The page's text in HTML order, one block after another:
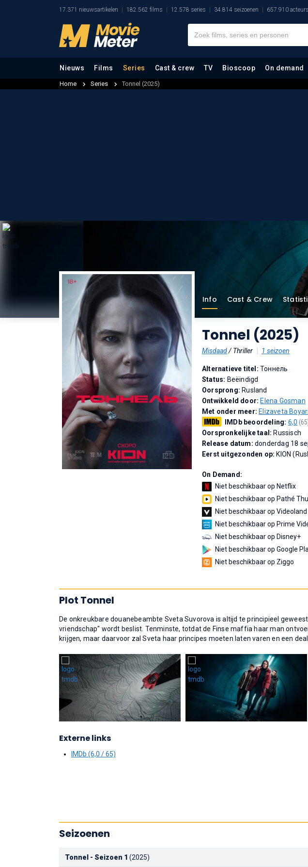
17.371 nieuwsartikelen 182.562 films 12.578 series 34.814 seizoenen 657.910 acteurs
Nieuws Films Series Cast & crew TV Bioscoop On demand
Home Series Tonnel (2025)
Info Cast & Crew
Tonnel (2025)
Misdaad/ Thriller 1 seizoen
Alternatieve titel: Тоннель
Status: Beëindigd
Oorsprong: Rusland
Ontwikkeld door: Elena Gosman
Met onder meer: Elizaveta
IMDb beoordeling: 6,0
Oorspronkelijke taal: Russisch
Release datum: donderdag 18
Eerst uitgezonden op: KION
On Demand:
Niet beschikbaar op Netflix
Niet beschikbaar op Pathé
Niet beschikbaar op Videoland
Niet beschikbaar op Prime
Niet beschikbaar op Disney+
Niet beschikbaar op Google
Niet beschikbaar op Ziggo
Plot Tonnel
De onkreukbare douanebeambte Sveta Suvorova is altijd te principieel
vriendschap" wordt beslist. Tenminste, totdat de Finse maffia haar man
krijgen, maar daarvoor zal Sveta haar principes moeten laten varen en een
Externe links
IMDb (6,0 / 65)
Seizoenen
Tonnel - Seizoen 1 (2025)